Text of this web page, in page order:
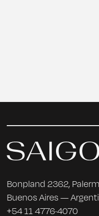
Nació en
Trabajó en
por directores
Sabbadini,
Luchtenberg,
Lucía Seles,
Campano,
Bonpland 2362,
Buenos Aires —
+54 11 4776·4070